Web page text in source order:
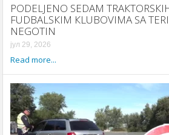
PODELJENO SEDAM
FUDBALSКIM КLUBOVIMA SA
NEGOTIN
јул 29, 2026
Read more...